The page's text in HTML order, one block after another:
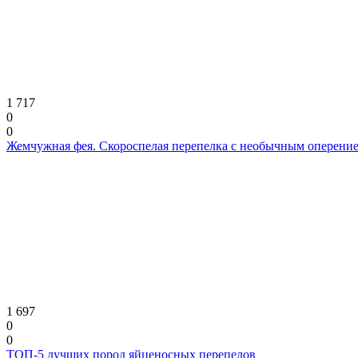
1 717
0
0
Жемчужная фея. Скороспелая перепелка с необычным
1 697
0
0
ТОП-5 лучших пород яйценосных перепелов